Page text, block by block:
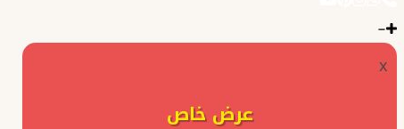
x
عرض خاص